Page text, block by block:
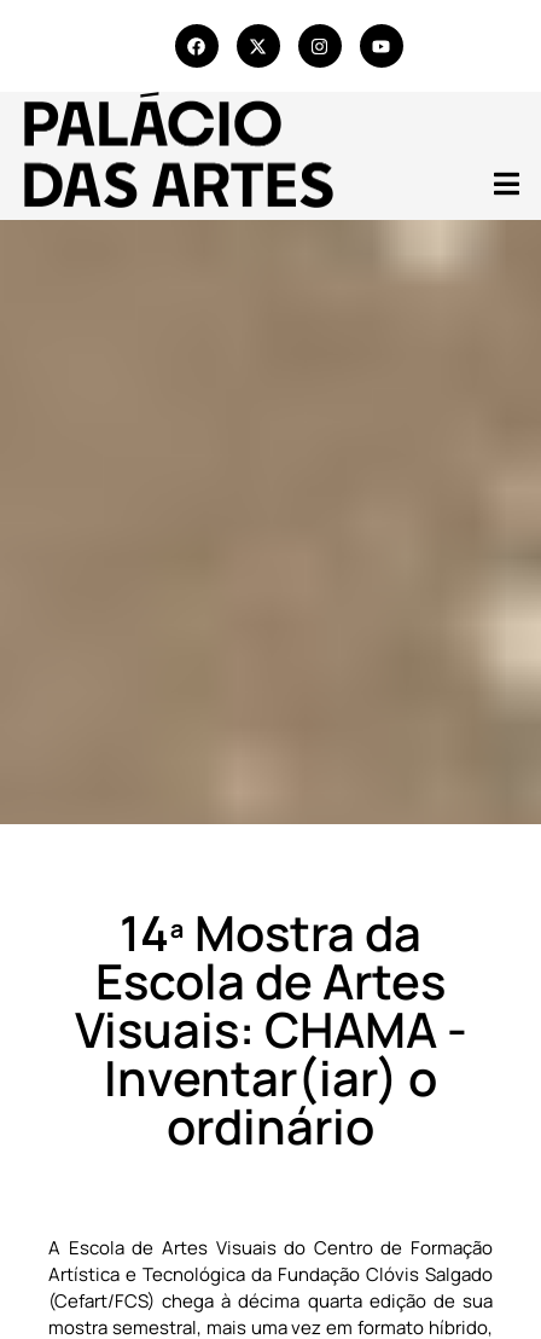
14ª Mostra da
Escola de Artes
Visuais: CHAMA -
Inventar(iar) o
ordinário
A Escola de Artes Visuais do Centro de Formação
Artística e Tecnológica da Fundação Clóvis Salgado
(Cefart/FCS) chega à décima quarta edição de sua
mostra semestral, mais uma vez em formato híbrido,